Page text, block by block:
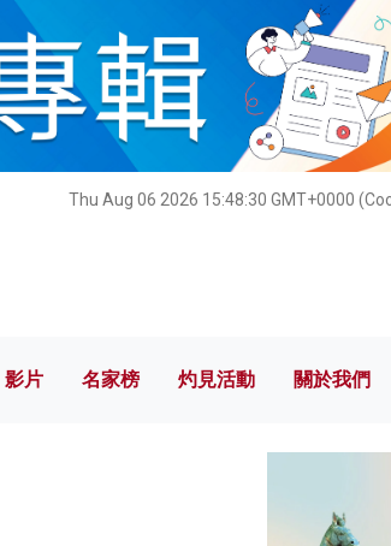
Thu Aug 06 2026 15:48:32 GMT+0000
影片 名家榜 灼見活動 關於
影片 名家榜 灼見活動 關於我們